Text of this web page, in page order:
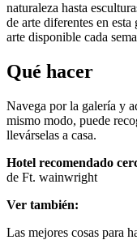
naturaleza hasta
de arte diferentes en
arte disponible cada
Qué hacer
Navega por la galería y
mismo modo, puede
llevárselas a casa.
Hotel recomendado
de Ft. wainwright
Ver también:
Las mejores cosas para